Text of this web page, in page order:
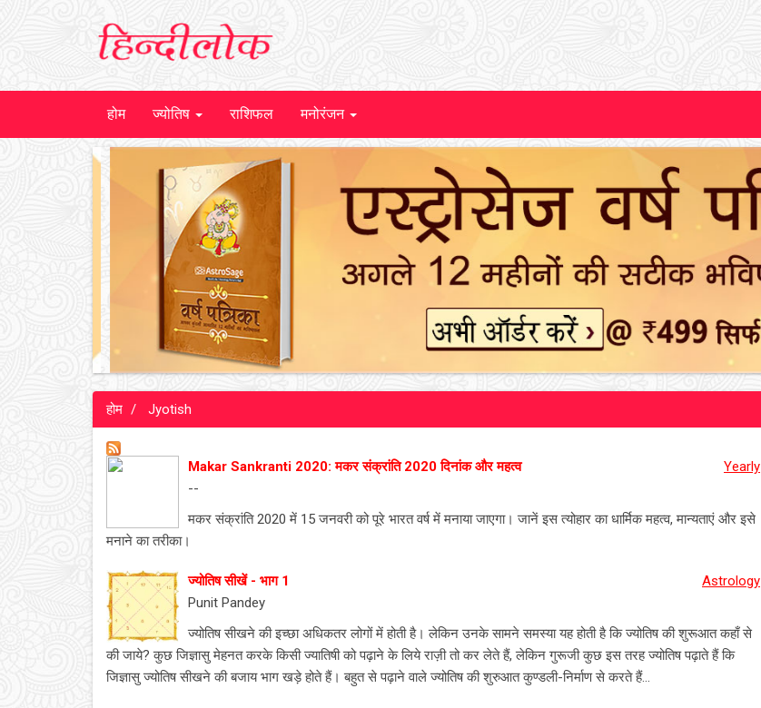
होम ज्योतिष राशिफल मनोरंजन
होम Jyotish
Makar Sankranti 2020: मकर संक्रांति 2020 दिनांक और महत्व
Yearly
--
मकर संक्रांति 2020 में 15 जनवरी को पूरे भारत वर्ष में मनाया जाएगा। जानें इस त्योहार का धार्मिक महत्व, मान्यताएं और इसे
मनाने का तरीका।
ज्योतिष सीखें - भाग 1
Astrology
Punit Pandey
ज्योतिष सीखने की इच्छा अधिकतर लोगों में होती है। लेकिन उनके सामने समस्या यह होती है कि ज्योतिष की शुरूआत कहाँ से
की जाये? कुछ जिज्ञासु मेहनत करके किसी ज्यातिषी को पढ़ाने के लिये राज़ी तो कर लेते हैं, लेकिन गुरूजी कुछ इस तरह ज्योतिष पढ़ाते हैं कि
जिज्ञासु ज्योतिष सीखने की बजाय भाग खड़े होते हैं। बहुत से पढ़ाने वाले ज्योतिष की शुरुआत कुण्डली-निर्माण से करते हैं...